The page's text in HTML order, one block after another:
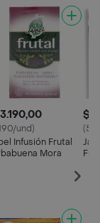
und)
Infusión Frutal
Mora
$